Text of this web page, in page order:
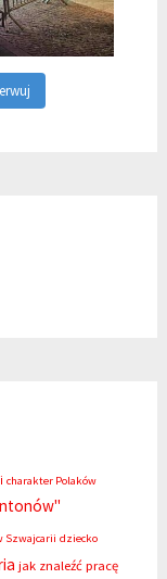
charakter Polaków
Szwajcarii dziecko
jak znaleźć pracę